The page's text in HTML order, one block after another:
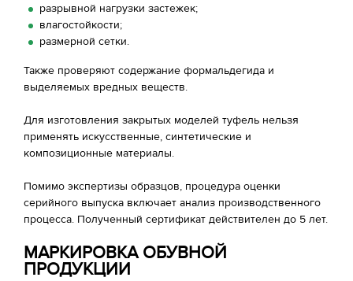
разрывной нагрузки застежек;
влагостойкости;
размерной сетки.
Также проверяют содержание формальдегида и
выделяемых вредных веществ.
Для изготовления закрытых моделей туфель нельзя
применять искусственные, синтетические и
композиционные материалы.
Помимо экспертизы образцов, процедура оценки
серийного выпуска включает анализ производственного
процесса. Полученный сертификат действителен до 5 лет.
МАРКИРОВКА ОБУВНОЙ
ПРОДУКЦИИ